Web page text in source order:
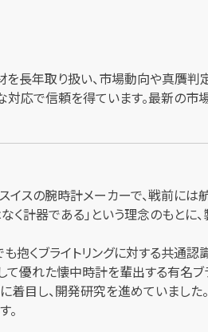
を長年取り扱い、市場動向や真贋判
応で信頼を得ています。最新の市
イスの腕時計メーカーで、戦前に
なく計器である」という理念のも
も抱くブライトリングに対する共
優れた懐中時計を輩出する有名
し、開発研究を進めていました